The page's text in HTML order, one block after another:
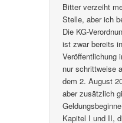
Bitter verzeiht
Stelle, aber ich
Die KG-
ist zwar bereits
Veröffentlichung
nur schrittweise
dem 2. August
aber zusätzlich
Kapitel I und II,